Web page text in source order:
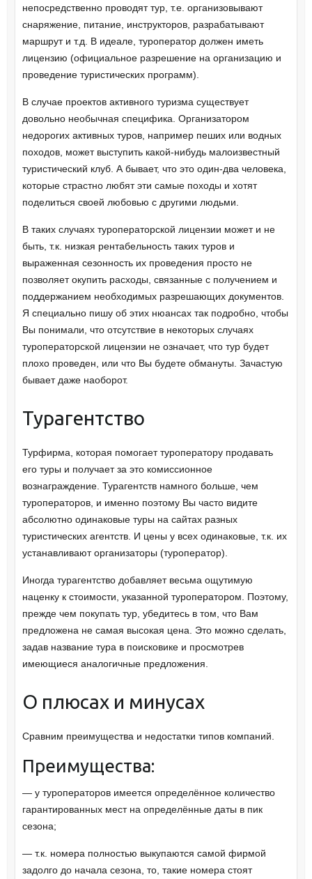
непосредственно проводят тур, т.е. организовывают
снаряжение, питание, инструкторов, разрабатывают
маршрут и т.д. В идеале, туроператор должен иметь
лицензию (официальное разрешение на организацию и
проведение туристических программ).
В случае проектов активного туризма существует
довольно необычная специфика. Организатором
недорогих активных туров, например пеших или водных
походов, может выступить какой-нибудь малоизвестный
туристический клуб. А бывает, что это один-два человека,
которые страстно любят эти самые походы и хотят
поделиться своей любовью с другими людьми.
В таких случаях туроператорской лицензии может и не
быть, т.к. низкая рентабельность таких туров и
выраженная сезонность их проведения просто не
позволяет окупить расходы, связанные с получением и
поддержанием необходимых разрешающих документов.
Я специально пишу об этих нюансах так подробно, чтобы
Вы понимали, что отсутствие в некоторых случаях
туроператорской лицензии не означает, что тур будет
плохо проведен, или что Вы будете обмануты. Зачастую
бывает даже наоборот.
Турагентство
Турфирма, которая помогает туроператору продавать
его туры и получает за это комиссионное
вознаграждение. Турагентств намного больше, чем
туроператоров, и именно поэтому Вы часто видите
абсолютно одинаковые туры на сайтах разных
туристических агентств. И цены у всех одинаковые, т.к. их
устанавливают организаторы (туроператор).
Иногда турагентство добавляет весьма ощутимую
наценку к стоимости, указанной туроператором. Поэтому,
прежде чем покупать тур, убедитесь в том, что Вам
предложена не самая высокая цена. Это можно сделать,
задав название тура в поисковике и просмотрев
имеющиеся аналогичные предложения.
О плюсах и минусах
Сравним преимущества и недостатки типов компаний.
Преимущества:
— у туроператоров имеется определённое количество
гарантированных мест на определённые даты в пик
сезона;
— т.к. номера полностью выкупаются самой фирмой
задолго до начала сезона, то, такие номера стоят